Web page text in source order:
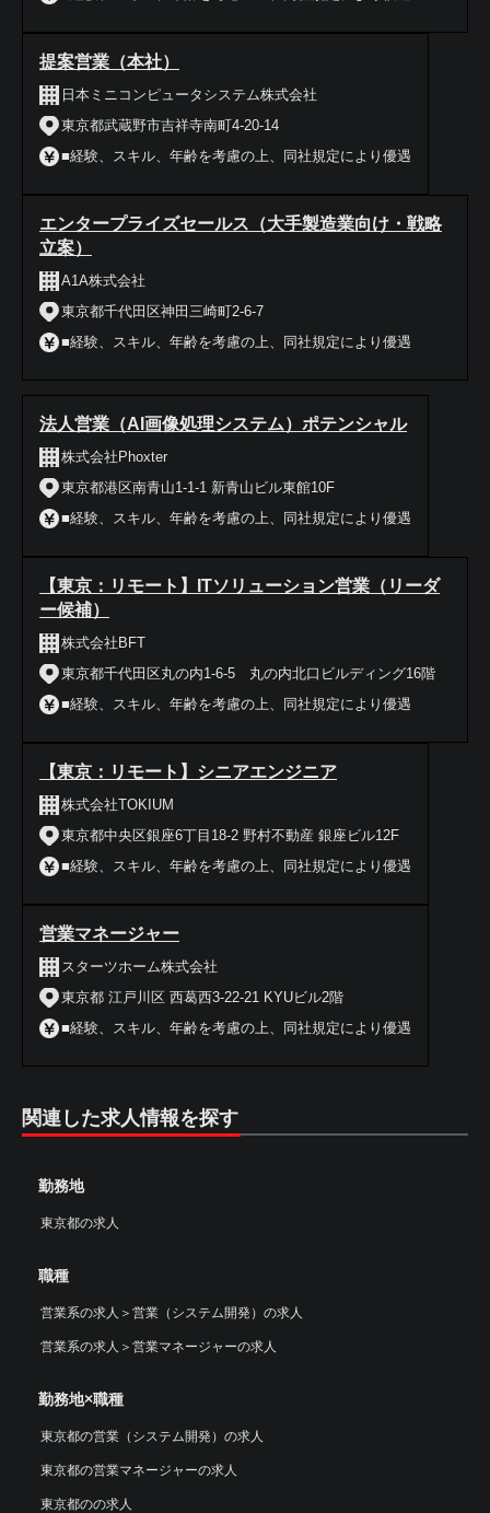
提案営業（本社）
日本ミニコンピュータシステム株式会社
東京都武蔵野市吉祥寺南町4-20-14
■経験、スキル、年齢を考慮の上、同社規定により優遇
エンタープライズセールス（大手製造業向け・戦略
立案）
A1A株式会社
東京都千代田区神田三崎町2-6-7
■経験、スキル、年齢を考慮の上、同社規定により優遇
法人営業（AI画像処理システム）ポテンシャル
株式会社Phoxter
東京都港区南青山1-1-1 新青山ビル東館10F
■経験、スキル、年齢を考慮の上、同社規定により優遇
【東京：リモート】ITソリューション営業（リーダ
ー候補）
株式会社BFT
東京都千代田区丸の内1-6-5 丸の内北口ビルディング16階
■経験、スキル、年齢を考慮の上、同社規定により優遇
【東京：リモート】シニアエンジニア
株式会社TOKIUM
東京都中央区銀座6丁目18-2 野村不動産 銀座ビル12F
■経験、スキル、年齢を考慮の上、同社規定により優遇
営業マネージャー
スターツホーム株式会社
東京都 江戸川区 西葛西3-22-21 KYUビル2階
■経験、スキル、年齢を考慮の上、同社規定により優遇
関連した求人情報を探す
勤務地
東京都の求人
職種
営業系の求人 ＞ 営業（システム開発）の求人
営業系の求人 ＞ 営業マネージャーの求人
勤務地×職種
東京都の営業（システム開発）の求人
東京都の営業マネージャーの求人
東京都のの求人